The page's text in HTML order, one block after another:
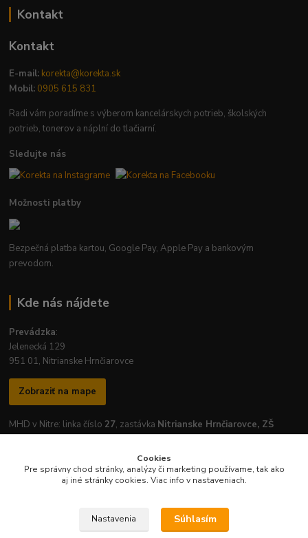
Kontakt
Kontakt
E-mail: korekta@korekta.sk
Mobil: 0905 615 831
Radi vám poradíme s výberom kancelárskych potrieb, školských
potrieb, tonerov a náplní do tlačiarní.
Sledujte nás
Možnosti platby
Bezpečná platba kartou, Google Pay, Apple Pay a bankovým
prevodom.
Kde nás nájdete
Prevádzka:
Jelenecká 129
951 01, Nitrianske Hrnčiarovce
Zobraziť na mape
MHD v Nitre: linka číslo 27, zastávka Nitrianske Hrnčiarovce, ZŠ
Otváracie hodiny prevádzky:
Cookies
Pre správny chod stránky, analýzy či marketing používame, tak ako
aj iné stránky cookies. Viac info v nastaveniach.
Nastavenia Súhlasím